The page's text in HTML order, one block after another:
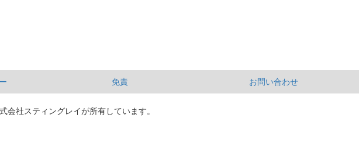
免責 お問い合わせ
会社スティングレイが所有しています。